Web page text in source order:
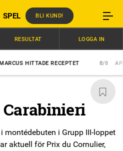
SPEL BLI KUND!
HITTADE RECEPTET APEX
RESULTAT LOGGA IN
montédebuten i Grupp III-loppet
aktuell för Prix du Cornulier,